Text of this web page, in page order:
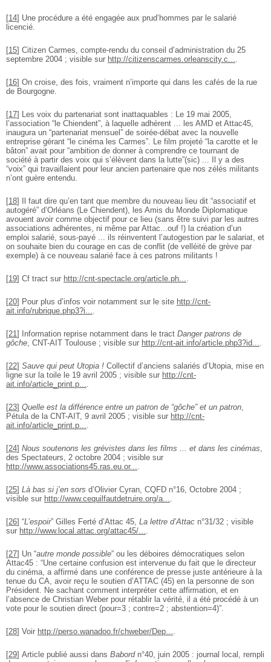
[14] Une procédure a été engagée aux prud’hommes par le salarié
licencié.
[15] Citizen Carmes, compte-rendu du conseil d’administration du 25
septembre 2004 ; visible sur http://citizenscarmes.orleanscity.c....
[16] On croise, des fois, vraiment n’importe qui dans les cafés de la rue
de Bourgogne.
[17] Les voix du partenariat sont inattaquables : Le 19 mai 2005,
l’association “le Chiendent”, à laquelle adhèrent ... les AMD et Attac45,
inaugura un “partenariat mensuel” de soirée-débat avec la nouvelle
entreprise gérant “le cinéma les Carmes”. Le film projeté “la carotte et le
bâton” avait pour “ambition de donner à comprendre ce tournant de
société à partir des voix qui s’élèvent dans la lutte”(sic) ... Il y a des
“voix” qui travaillaient pour leur ancien partenaire que nos zélés militants
n’ont guère entendu.
[18]
Il faut dire qu’en tant que membre du nouveau lieu dit “associatif et
autogéré” d’Orléans (Le Chiendent), les Amis du Monde Diplomatique
avouent avoir comme objectif pour ce lieu (sans être suivi par les autres
associations adhérentes, ni même par Attac...ouf !) la création d’un
emploi salarié, sous-payé ... ils réinventent l’autogestion par le salariat, et
on souhaite bien du courage en cas de conflit (de velléité de grève par
exemple) à ce nouveau salarié face à ces patrons militants !
[19] Cf tract sur http://cnt-spectacle.org/article.ph....
[20] Pour plus d’infos voir notamment sur le site http://cnt-
ait.info/rubrique.php3?i....
[21] Information reprise notamment dans le tract Danger patrons de
gôche, CNT-AIT Toulouse ; visible sur http://cnt-ait.info/article.php3?id....
[22] Sauve qui peut Utopia ! Collectif d’anciens salariés d’Utopia, mise en
ligne sur la toile le 19 avril 2005 ; visible sur http://cnt-
ait.info/article_print.p....
[23] Quelle est la différence entre un patron de “gôche” et un patron,
Pétula de la CNT-AIT, 9 avril 2005 ; visible sur http://cnt-
ait.info/article_print.p....
[24] Nous soutenons les grévistes dans les films ... et dans les cinémas,
des Spectateurs, 2 octobre 2004 ; visible sur
http://www.associations45.ras.eu.or....
[25] Là bas si j’en sors d’Olivier Cyran, CQFD n°16, Octobre 2004 ;
visible sur http://www.cequilfautdetruire.org/a....
[26] “L’espoir” Gilles Ferté d’Attac 45, La lettre d’Attac n°31/32 ; visible
sur http://www.local.attac.org/attac45/....
[27] Un “autre monde possible” ou les déboires démocratiques selon
Attac45 : “Une certaine confusion est intervenue du fait que le directeur
du cinéma, a affirmé dans une conférence de presse juste antérieure à la
tenue du CA, avoir reçu le soutien d’ATTAC (45) en la personne de son
Président. Ne sachant comment interpréter cette affirmation, et en
l’absence de Christian Weber pour rétablir la vérité, il a été procédé à un
vote pour le soutien direct (pour=3 ; contre=2 ; abstention=4)”.
[28] Voir http://perso.wanadoo.fr/chweber/Dep....
[29] Article publié aussi dans Babordn°40, juin 2005 : journal local, rempli